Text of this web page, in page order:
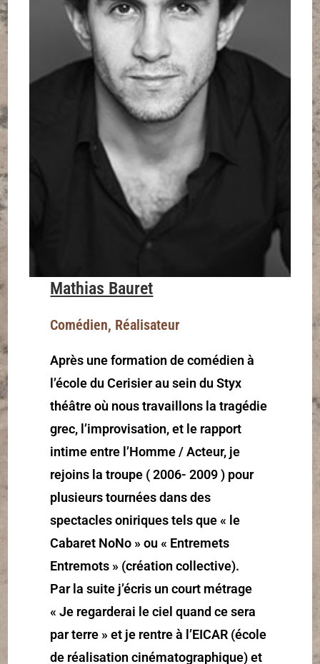
Mathias Bauret
Comédien, Réalisateur
Après une formation de comédien à
l’école du Cerisier au sein du Styx
théâtre où nous travaillons la tragédie
grec, l’improvisation, et le rapport
intime entre l’Homme / Acteur, je
rejoins la troupe ( 2006- 2009 ) pour
plusieurs tournées dans des
spectacles oniriques tels que « le
Cabaret NoNo » ou « Entremets
Entremots » (création collective).
Par la suite j’écris un court métrage
« Je regarderai le ciel quand ce sera
par terre » et je rentre à l’EICAR (école
de réalisation cinématographique) et